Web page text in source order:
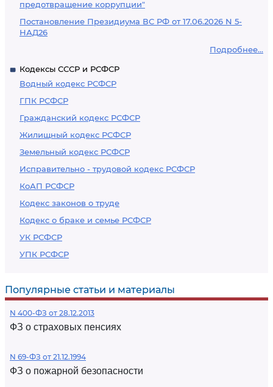
предотвращение коррупции"
Постановление Президиума ВС РФ от 17.06.2026 N 5-
НАД26
Подробнее...
Кодексы СССР и РСФСР
Водный кодекс РСФСР
ГПК РСФСР
Гражданский кодекс РСФСР
Жилищный кодекс РСФСР
Земельный кодекс РСФСР
Исправительно - трудовой кодекс РСФСР
КоАП РСФСР
Кодекс законов о труде
Кодекс о браке и семье РСФСР
УК РСФСР
УПК РСФСР
Популярные статьи и материалы
N 400-ФЗ от 28.12.2013
ФЗ о страховых пенсиях
N 69-ФЗ от 21.12.1994
ФЗ о пожарной безопасности